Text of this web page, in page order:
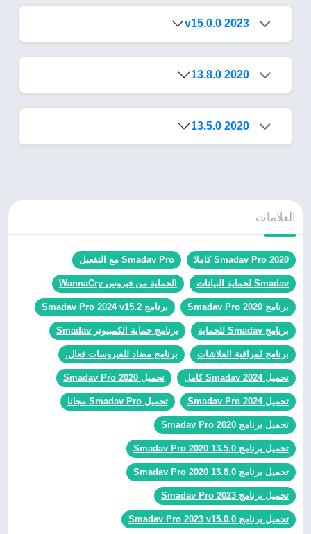
2023 v15.0.0
2020 13.8.0
2020 13.5.0
العلامات
Smadav Pro 2020 كاملا Smadav Pro مع التفعيل
Smadav لحماية البيانات الحماية من فيروس WannaCry
برنامج Smadav Pro 2020 برنامج Smadav Pro 2024 v15.2
برنامج Smadav للحماية برنامج حماية الكمبيوتر Smadav
برنامج لمراقبة الفلاشات برنامج مضاد للفيروسات فعال.
تحميل Smadav 2024 كامل تحميل Smadav Pro 2020
تحميل Smadav Pro 2024 تحميل Smadav Pro مجانا
تحميل برنامج Smadav Pro 2020
تحميل برنامج Smadav Pro 2020 13.5.0
تحميل برنامج Smadav Pro 2020 13.8.0
تحميل برنامج Smadav Pro 2023
تحميل برنامج Smadav Pro 2023 v15.0.0